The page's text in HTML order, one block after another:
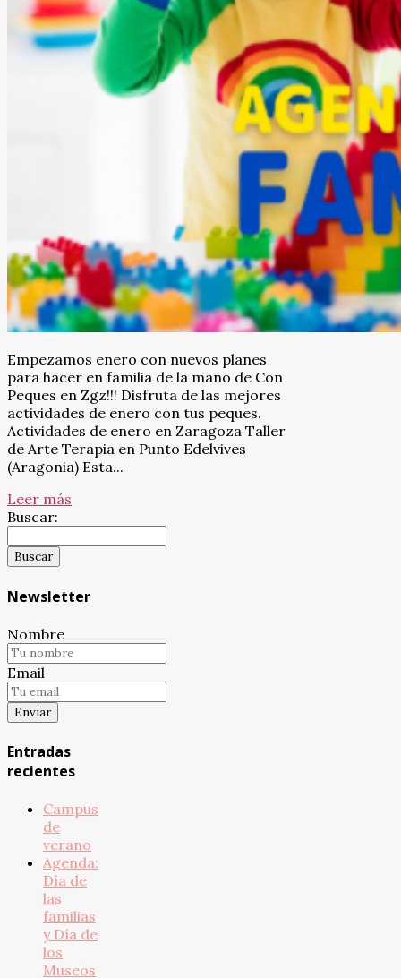
Empezamos enero con nuevos planes
para hacer en familia de la mano de Con
Peques en Zgz!!! Disfruta de las mejores
actividades de enero con tus peques.
Actividades de enero en Zaragoza Taller
de Arte Terapia en Punto Edelvives
(Aragonia) Esta...
Leer más
Buscar:
Newsletter
Nombre
Email
Entradas
recientes
Campus
de
verano
Agenda:
Día de
las
familias
y Día de
los
Museos